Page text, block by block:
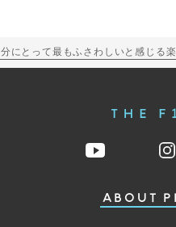
にとって最もふさわしいと感じる
ABOUT